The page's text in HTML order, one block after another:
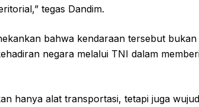
tegas Dandim.
bahwa kendaraan tersebut
negara melalui TNI dalam
hanya alat transportasi, tetapi juga